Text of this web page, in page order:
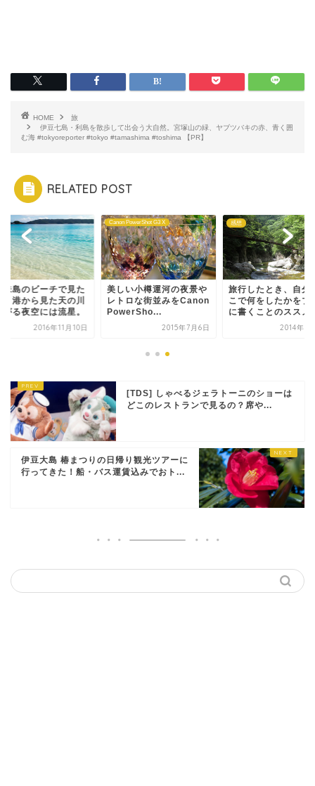
HOME
旅
伊豆七島・利島を散歩して出会う大自然。宮塚山の緑、ヤブツバキの赤、青く囲
む海 #tokyoreporter #tokyo #tamashima #toshima 【PR】
RELATED POST
PowerShot G3 X
い小樽運河の夜景や
ロな街並みをCanon
2015年7月6日
感想
旅行したとき、自分がど
こで何をしたかをブログ
に書くことのススメ
2014年1月30日
旅
座間味島のビーチで
夕陽。港から見た天
の広がる夜空には流
2016年11
[TDS] しゃべるジェラトーニのショーは
どこのレストランで見るの？席や...
伊豆大島 椿まつりの日帰り観光ツアーに
行ってきた！船・バス運賃込みでおト...